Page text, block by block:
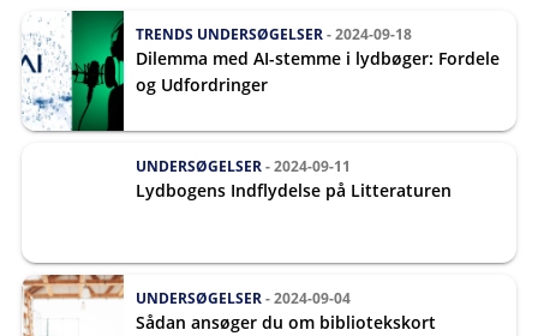
TRENDS UNDERSØGELSER- 2024-09-18
Dilemma med AI-stemme i lydbøger: Fordele
og Udfordringer
UNDERSØGELSER- 2024-09-11
Lydbogens Indflydelse på Litteraturen
UNDERSØGELSER- 2024-09-04
Sådan ansøger du om bibliotekskort